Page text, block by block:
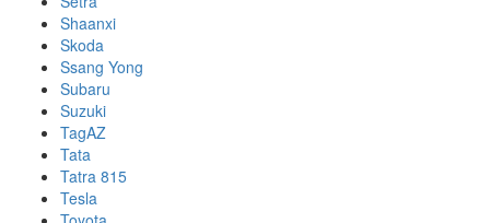
Shaanxi
Skoda
Ssang Yong
Subaru
Suzuki
TagAZ
Tata
Tatra 815
Tesla